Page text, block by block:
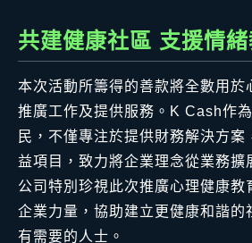
共建健康社區 支援情
本次活動所籌得的善款將全數用於
推廣工作及提供服務。K Cash作
民，不僅專注於提供財務解決方案
益項目，致力將企業理念從業務擴
公司特別珍視此次推廣心理健康教
企業力量，協助建立更健康和諧的
有需要的人士。